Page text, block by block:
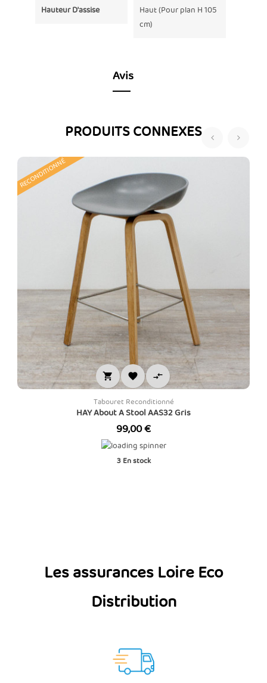
Hauteur D'assise
Haut (Pour plan H 105
cm)
Avis
PRODUITS CONNEXES
RECONDITIONNÉ
  
Tabouret Reconditionné
HAY About A Stool AAS32 Gris
Prix
99,00 €
3 En stock
‹ ›
Les assurances Loire Eco
Distribution